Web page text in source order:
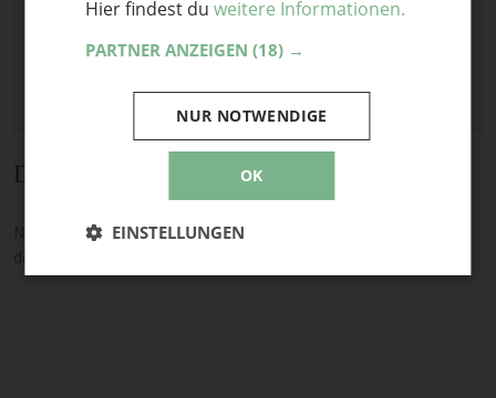
Diskussion
Noch keine Kommentare — sei die Erste oder der Erste und teile
Hier findest du weitere Informationen.
PARTNER ANZEIGEN (18) →
OK
NUR NOTWENDIGE
EINSTELLUNGEN